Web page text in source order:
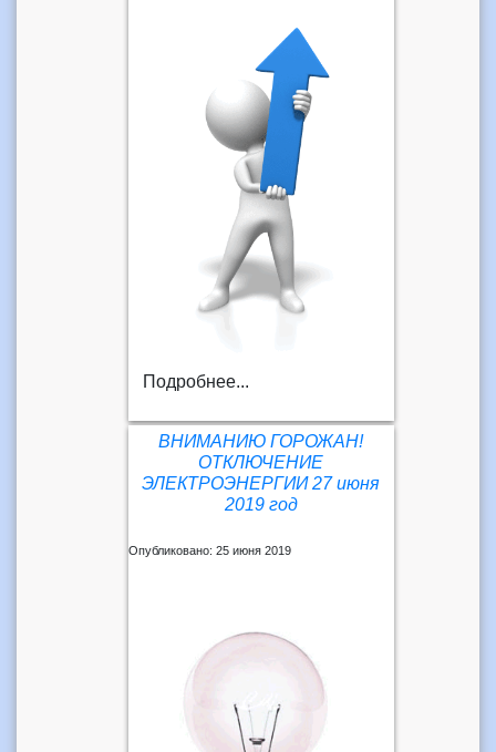
Подробнее...
ВНИМАНИЮ ГОРОЖАН!
ОТКЛЮЧЕНИЕ
ЭЛЕКТРОЭНЕРГИИ 27 июня
2019 год
Опубликовано: 25 июня 2019